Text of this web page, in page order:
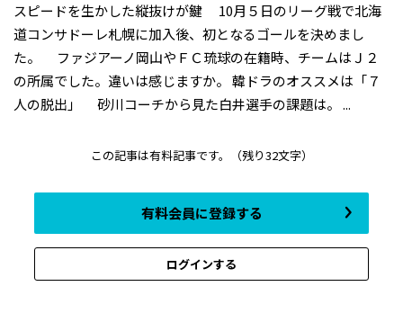
スピードを生かした縦抜けが鍵 ――10月５日のリーグ戦で北海
道コンサドーレ札幌に加入後、初となるゴールを決めまし
た。 ――ファジアーノ岡山やＦＣ琉球の在籍時、チームはＪ２
の所属でした。違いは感じますか。 韓ドラのオススメは「７
人の脱出」 ――砂川コーチから見た白井選手の課題は。 ...
この記事は有料記事です。 （残り32文字）
有料会員に登録する
ログインする